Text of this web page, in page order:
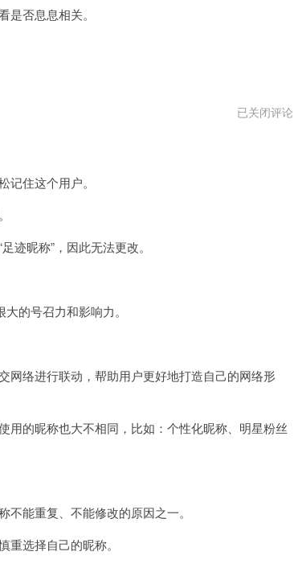
否息息相关。
推
已关闭评论
住这个用户。
昵称”，因此无法更改。
的号召力和影响力。
络进行联动，帮助用户更好地打造自己的网络形
的昵称也大不相同，比如：个性化昵称、明星粉丝
能重复、不能修改的原因之一。
选择自己的昵称。